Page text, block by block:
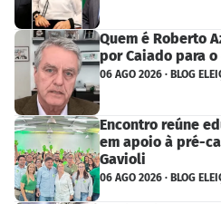
Quem é Roberto
por Caiado para
06 AGO 2026 · BLOG
Encontro reúne
em apoio à pré-
Gavioli
06 AGO 2026 · BLOG